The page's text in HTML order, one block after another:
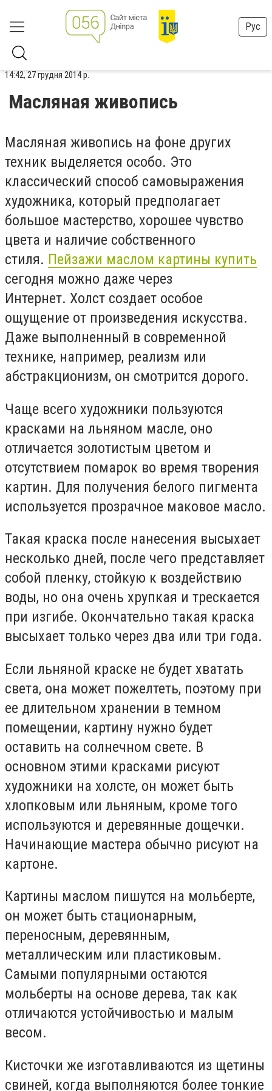
Рус
14:42, 27 грудня 2014 р.
Масляная живопись
Масляная живопись на фоне других
техник выделяется особо. Это
классический способ самовыражения
художника, который предполагает
большое мастерство, хорошее чувство
цвета и наличие собственного
стиля. Пейзажи маслом картины купить
сегодня можно даже через
Интернет. Холст создает особое
ощущение от произведения искусства.
Даже выполненный в современной
технике, например, реализм или
абстракционизм, он смотрится дорого.
Чаще всего художники пользуются
красками на льняном масле, оно
отличается золотистым цветом и
отсутствием помарок во время творения
картин. Для получения белого пигмента
используется прозрачное маковое масло.
Такая краска после нанесения высыхает
несколько дней, после чего представляет
собой пленку, стойкую к воздействию
воды, но она очень хрупкая и трескается
при изгибе. Окончательно такая краска
высыхает только через два или три года.
Если льняной краске не будет хватать
света, она может пожелтеть, поэтому при
ее длительном хранении в темном
помещении, картину нужно будет
оставить на солнечном свете. В
основном этими красками рисуют
художники на холсте, он может быть
хлопковым или льняным, кроме того
используются и деревянные дощечки.
Начинающие мастера обычно рисуют на
картоне.
Картины маслом пишутся на мольберте,
он может быть стационарным,
переносным, деревянным,
металлическим или пластиковым.
Самыми популярными остаются
мольберты на основе дерева, так как
отличаются устойчивостью и малым
весом.
Кисточки же изготавливаются из щетины
свиней, когда выполняются более тонкие